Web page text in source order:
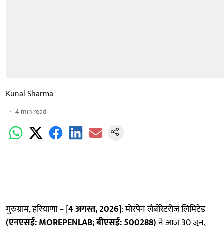
Kunal Sharma
4 min read
गुरुग्राम, हरियाणा – [4 अगस्त, 2026]: मोरपेन लैबोरेटरीज लिमिटेड
(एनएसई:MOREPENLAB; बीएसई: 500288)ने आज 30 जून,